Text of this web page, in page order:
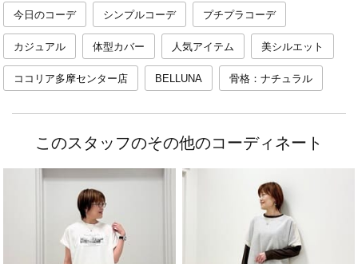
今日のコーデ シンプルコーデ プチプラコーデ
カジュアル 体型カバー 人気アイテム 美シルエット
ココリア多摩センター店 BELLUNA 骨格：ナチュラル
このスタッフのその他のコーディネート